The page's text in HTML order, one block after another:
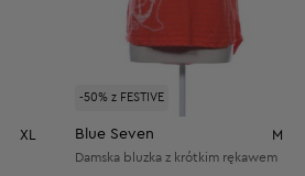
XL
-50% z FESTIVE
Blue Seven M
Damska bluzka z krótkim rękawem